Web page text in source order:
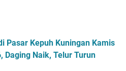
Pasar Kepuh Kuningan Kamis
Daging Naik, Telur Turun